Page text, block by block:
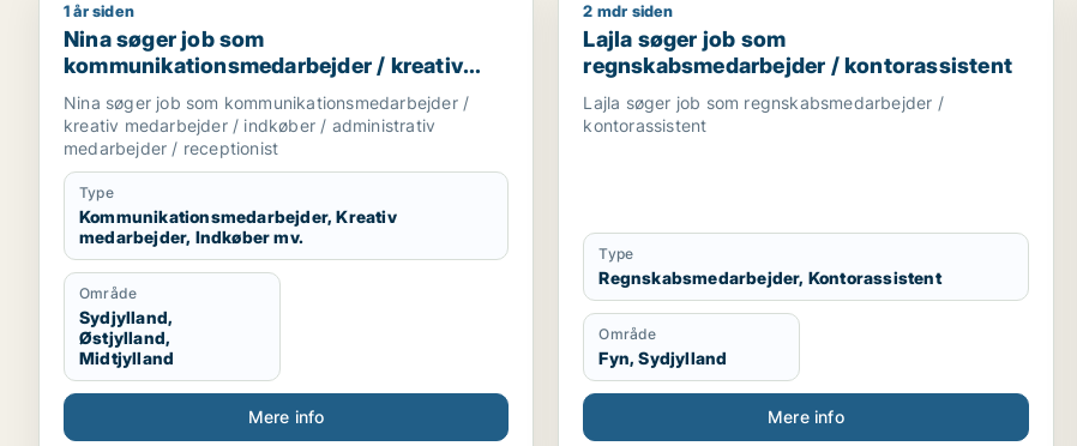
Nina søger job som kommunikationsmedarbejder / kreativ medarbejder / indkøber / administrativ
1 år siden
Nina søger job som
kommunikationsmedarbejder / kreativ
medarbejder / indkøber / administrativ
medarbejder / receptionist
Nina søger job som kommunikationsmedarbejder /
kreativ medarbejder / indkøber / administrativ
medarbejder / receptionist
Type
Kommunikationsmedarbejder, Kreativ
medarbejder, Indkøber mv.
Område
Sydjylland,
Østjylland,
Midtjylland
Mere info
Lajla søger job som regnskabsmedarbejder /
2 mdr siden
Lajla søger job som
regnskabsmedarbejder / kontorassistent
Lajla søger job som regnskabsmedarbejder /
kontorassistent
Type
Regnskabsmedarbejder, Kontorassistent
Område
Fyn, Sydjylland
Mere info